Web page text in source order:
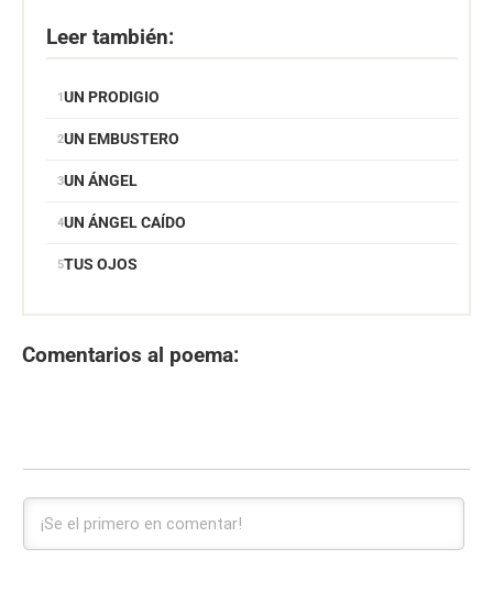
Leer también:
UN PRODIGIO
UN EMBUSTERO
UN ÁNGEL
UN ÁNGEL CAÍDO
TUS OJOS
Comentarios al poema: